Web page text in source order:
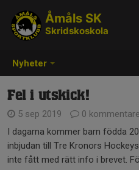
Nyheter
Åmåls SK
Skridskoskola
Fel i utskick!
5 sep 2019
0
I dagarna kommer barn födda
inbjudan till Tre Kronors
inte fått med rätt info i brevet.